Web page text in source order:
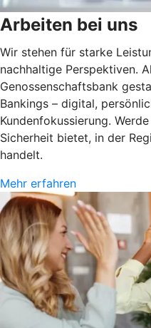
Arbeiten bei uns
Wir stehen für starke
nachhaltige Perspektiven.
Genossenschaftsbank
Bankings – digital,
Kundenfokussierung.
Sicherheit bietet, in der
handelt.
Mehr erfahren